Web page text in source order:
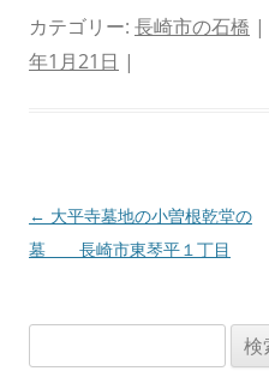
カテゴリー: 長崎市の石橋 |
年1月21日 |
投
稿
← 大平寺墓地の小曽根乾堂の
墓 長崎市東琴平１丁目
索: